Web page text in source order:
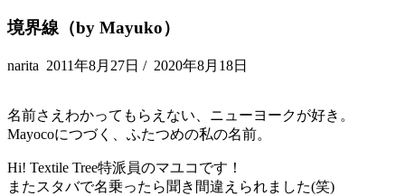
境界線（by Mayuko）
narita 2011年8月27日 / 2020年8月18日
名前さえわかってもらえない、ニューヨークが好き。
Mayocoにつづく、ふたつめの私の名前。
Hi! Textile Tree特派員のマユコです！
またスタバで名乗ったら聞き間違えられました(笑)